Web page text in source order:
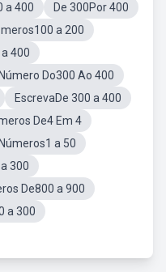
a 400
De 300Por 400
a 200
400
Número Do300 Ao 400
EscrevaDe 300 a 400
De4 Em 4
a 50
300
De800 a 900
a 300